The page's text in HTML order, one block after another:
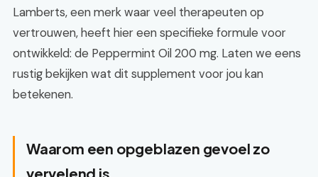
Lamberts, een merk waar veel therapeuten op
vertrouwen, heeft hier een specifieke formule voor
ontwikkeld: de Peppermint Oil 200 mg. Laten we eens
rustig bekijken wat dit supplement voor jou kan
betekenen.
Waarom een opgeblazen gevoel zo
vervelend is